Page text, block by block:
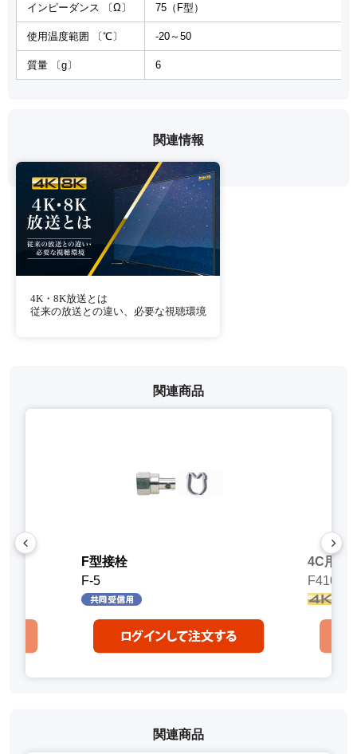
インピーダンス 〔Ω〕 75（F型）
使用温度範囲 〔℃〕 -20～50
質量 〔g〕 6
関連情報
4K・8K放送とは
従来の放送との違い、必要な視聴環境
関連商品
F型接栓
F-5
4C用F
F410
関連商品